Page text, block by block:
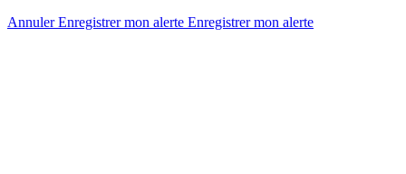
AnnulerEnregistrer mon alerte Enregistrermon alerte